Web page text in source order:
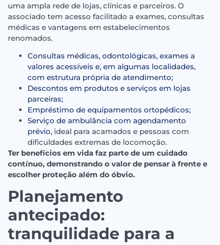
uma ampla rede de lojas, clínicas e parceiros. O
associado tem acesso facilitado a exames, consultas
médicas e vantagens em estabelecimentos
renomados.
Consultas médicas, odontológicas, exames a
valores acessíveis e, em algumas localidades,
com estrutura própria de atendimento;
Descontos em produtos e serviços em lojas
parceiras;
Empréstimo de equipamentos ortopédicos;
Serviço de ambulância com agendamento
prévio, ideal para acamados e pessoas com
dificuldades extremas de locomoção.
Ter benefícios em vida faz parte de um cuidado
contínuo, demonstrando o valor de pensar à frente e
escolher proteção além do óbvio.
Planejamento
antecipado:
tranquilidade para a